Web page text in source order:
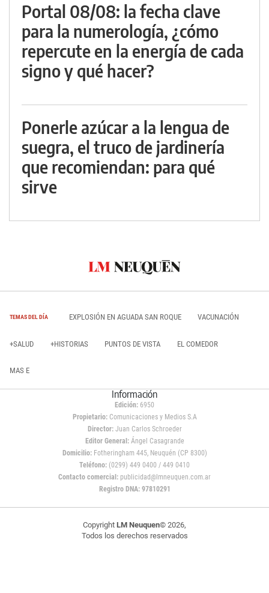
Portal 08/08: la fecha clave
para la numerología, ¿cómo
repercute en la energía de cada
signo y qué hacer?
Ponerle azúcar a la lengua de
suegra, el truco de jardinería
que recomiendan: para qué
sirve
TEMAS DEL DÍA EXPLOSIÓN EN AGUADA SAN ROQUE VACUNACIÓN
+SALUD +HISTORIAS PUNTOS DE VISTA EL COMEDOR
MAS E
Información
Edición: 6950
Propietario:Comunicaciones y Medios S.A
Director: Juan Carlos Schroeder
Editor General:Ángel Casagrande
Domicilio:Fotheringham 445, Neuquén (CP 8300)
Teléfono: (0299) 449 0400 / 449 0410
Contacto comercial: publicidad@lmneuquen.com.ar
Registro DNA: 97810291
Copyright LM Neuquen© 2026,
Todos los derechos reservados